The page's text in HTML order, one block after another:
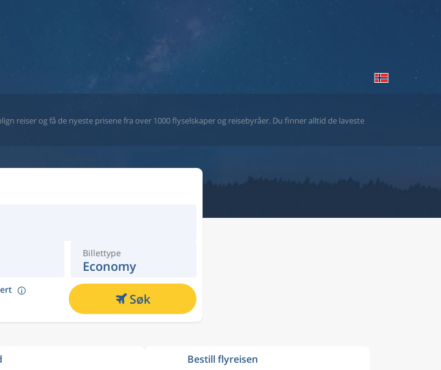
reiser og få de nyeste prisene fra over 1000 flyselskaper og reisebyråer. Du finner alltid de laveste
Billettype
Economy
Søk
Bestill flyreisen